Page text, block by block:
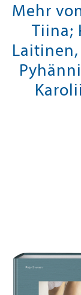
Mehr
Tiina;